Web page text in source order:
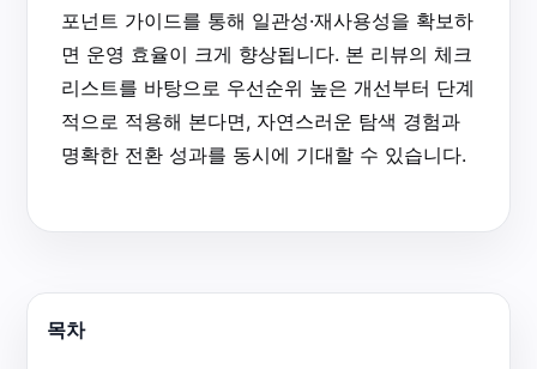
포넌트 가이드를 통해 일관성·재사용성을 확보하
면 운영 효율이 크게 향상됩니다. 본 리뷰의 체크
리스트를 바탕으로 우선순위 높은 개선부터 단계
적으로 적용해 본다면, 자연스러운 탐색 경험과
명확한 전환 성과를 동시에 기대할 수 있습니다.
목차